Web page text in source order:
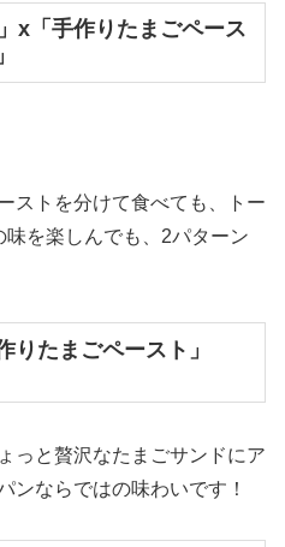
x「手作りたまごペース
ストを分けて食べても、トー
を楽しんでも、2パターン
りたまごペースト」
っと贅沢なたまごサンドにア
ンならではの味わいです！